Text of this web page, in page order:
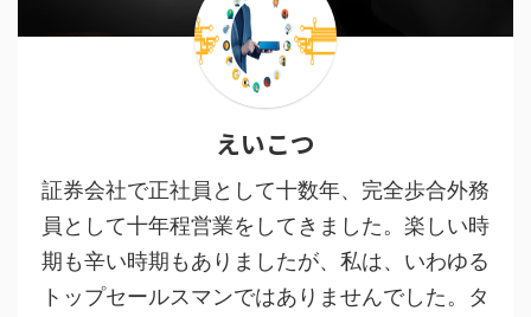
えいこつ
証券会社で正社員として十数年、完全歩合外務
員として十年程営業をしてきました。楽しい時
期も辛い時期もありましたが、私は、いわゆる
トップセールスマンではありませんでした。タ